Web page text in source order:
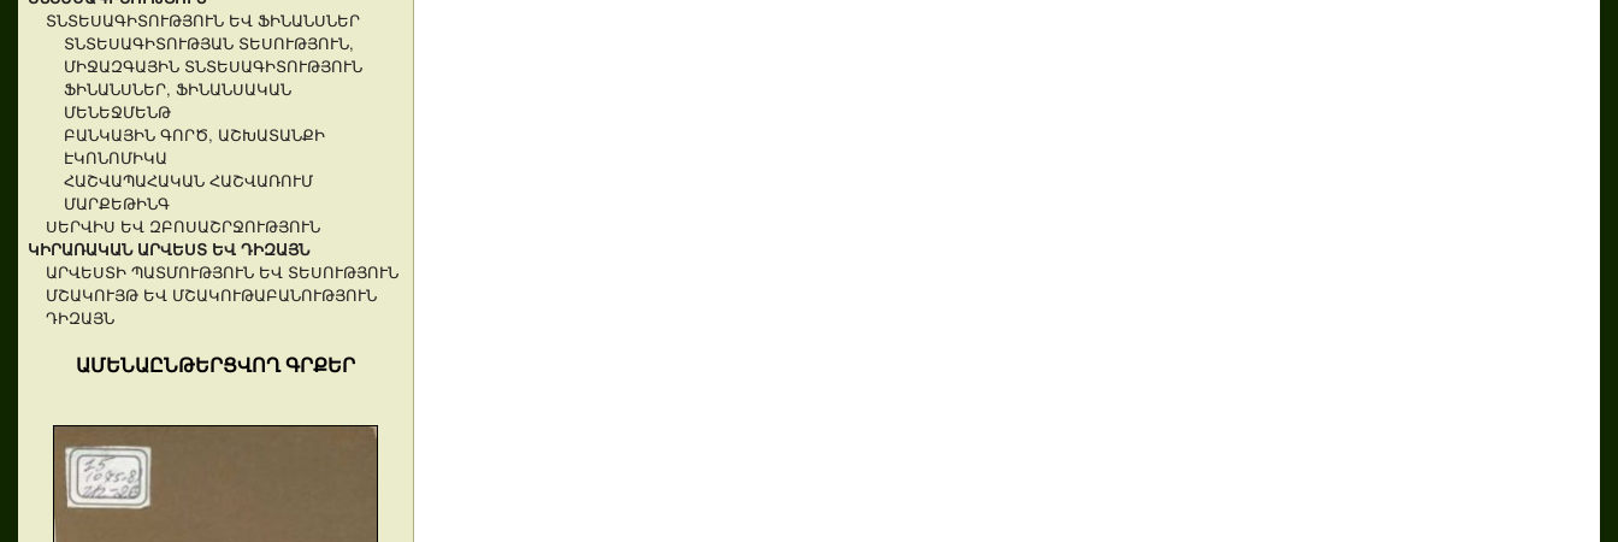
ՏՆՏԵՍԱԳԻՏՈՒԹՅՈՒՆ ԵՎ ՖԻՆԱՆՍՆԵՐ
ՏՆՏԵՍԱԳԻՏՈՒԹՅԱՆ ՏԵՍՈՒԹՅՈՒՆ,
ՄԻՋԱԶԳԱՅԻՆ ՏՆՏԵՍԱԳԻՏՈՒԹՅՈՒՆ
ՖԻՆԱՆՍՆԵՐ, ՖԻՆԱՆՍԱԿԱՆ
ՄԵՆԵՋՄԵՆԹ
ԲԱՆԿԱՅԻՆ ԳՈՐԾ, ԱՇԽԱՏԱՆՔԻ
ԷԿՈՆՈՄԻԿԱ
ՀԱՇՎԱՊԱՀԱԿԱՆ ՀԱՇՎԱՌՈՒՄ
ՄԱՐՔԵԹԻՆԳ
ՍԵՐՎԻՍ ԵՎ ԶԲՈՍԱՇՐՋՈՒԹՅՈՒՆ
ԿԻՐԱՌԱԿԱՆ ԱՐՎԵՍՏ ԵՎ ԴԻԶԱՅՆ
ԱՐՎԵՍՏԻ ՊԱՏՄՈՒԹՅՈՒՆ ԵՎ ՏԵՍՈՒԹՅՈՒՆ
ՄՇԱԿՈՒՅԹ ԵՎ ՄՇԱԿՈՒԹԱԲԱՆՈՒԹՅՈՒՆ
ԴԻԶԱՅՆ
ԱՄԵՆԱԸՆԹԵՐՑՎՈՂ ԳՐՔԵՐ